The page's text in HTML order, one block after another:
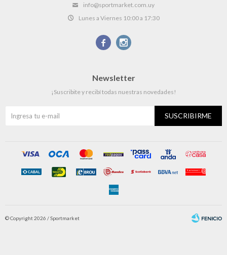
info@sportmarket.com.uy
Lunes a Viernes 10:00 a 17:30
 
Newsletter
¡Suscribite y recibí todas nuestras novedades!
SUSCRIBIRME
© Copyright 2026 / Sportmarket